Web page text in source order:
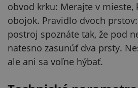
obvod krku: Merajte v mieste,
obojok. Pravidlo dvoch
postroj spoznáte tak, že pod
natesno zasunúť dva prsty.
ale ani sa voľne hýbať.